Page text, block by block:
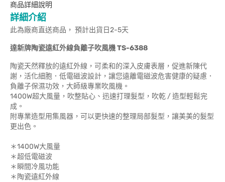
商品詳細說明
詳細介紹
此為廠商直送商品， 預計出貨日2-5天
達新牌陶瓷遠紅外線負離子吹風機 TS-6388
陶瓷天然釋放的遠紅外線，可柔和的深入皮膚表層，促進新陳代
謝，活化細胞．低電磁波設計，讓您遠離電磁波危害健康的疑慮．
負離子保濕功效，大師級專業吹風機。
1400W超大風量，吹整貼心、迅速打理髮型，吹乾 / 造型輕鬆完
成。
附專業造型用集風器，可以更快速的整理局部髮型，讓美美的髮型
更出色。
＊1400W大風量
＊超低電磁波
＊瞬間冷風功能
＊陶瓷遠紅外線